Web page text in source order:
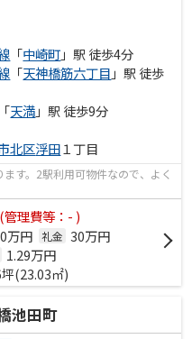
「中崎町」駅 徒歩4分
「天神橋筋六丁目 」駅 徒歩
「天満」駅 徒歩9分
北区浮田１丁目
す。2駅利用可物件なので、よく
(管理費等：- )
万円 礼金 30万円
1.29万円
(23.03㎡)
池田町